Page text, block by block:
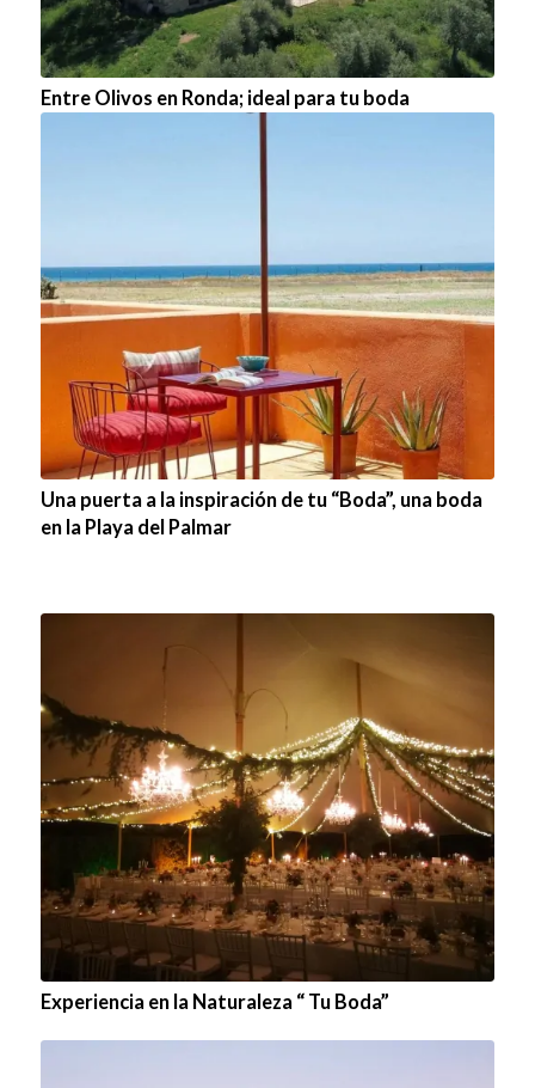
Entre Olivos en Ronda; ideal para tu boda
Una puerta a la inspiración de tu “Boda”, una boda
en la Playa del Palmar
Experiencia en la Naturaleza “ Tu Boda”